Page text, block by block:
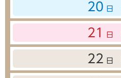
20 日
21 日
22 日